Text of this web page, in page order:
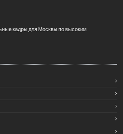
кадры для Москвы по высоким